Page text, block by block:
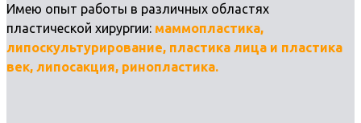
Имею опыт работы в различных областях
пластической хирургии: маммопластика,
липоскультурирование, пластика лица и пластика
век, липосакция, ринопластика.